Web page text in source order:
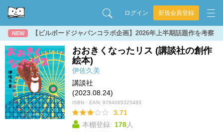
ログイン 新規会員登録
NEW 【ビルボードジャパンコラボ企画】2026年上半期話題作を考察
おおきくなったリス (講談社の創作
絵本)
伊佐久美
講談社
(2023.08.24)
ISBN・EAN: 9784065325483
3.71
本棚登録: 178人